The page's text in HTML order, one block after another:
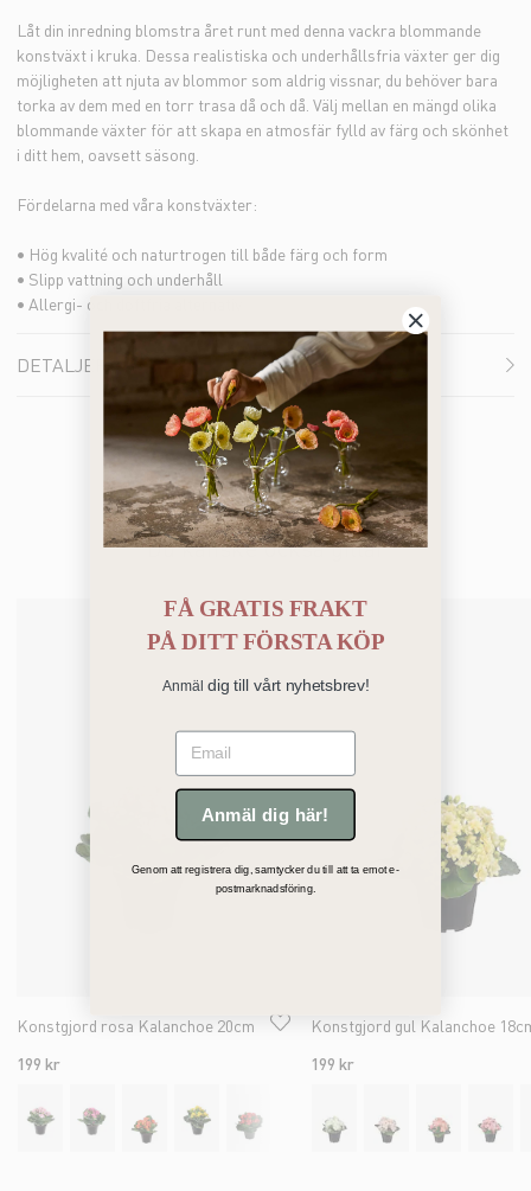
Låt din inredning blomstra året runt med denna vackra blommande
konstväxt i kruka. Dessa realistiska och underhållsfria växter ger dig
möjligheten att njuta av blommor som aldrig vissnar, du behöver bara
torka av dem med en torr trasa då och då. Välj mellan en mängd olika
blommande växter för att skapa en atmosfär fylld av färg och skönhet
i ditt hem, oavsett säsong.
Fördelarna med våra konstväxter:
• Hög kvalité och naturtrogen till både färg och form
• Slipp vattning och underhåll
• Allergi- och doftfria alternativ
DETALJER
Du kanske också gillar
Konstgjord rosa Kalanchoe 20cm
199 kr
Konstgjord gul Kalanchoe
199 kr
FÅ GRATIS FRAKT
PÅDITT FÖRSTA KÖP
Anmäl dig till vårt nyhetsbrev!
Email
Anmäl dig här!
Genom att registrera dig, samtycker du till att ta emot e-
postmarknadsföring.